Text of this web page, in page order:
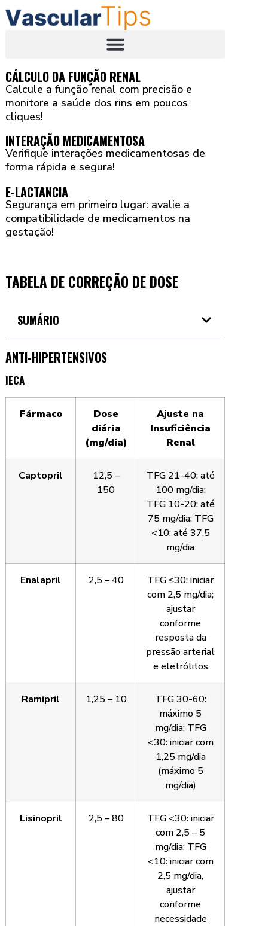
CÁLCULO DA FUNÇÃO RENAL
Calcule a função renal com precisão e
monitore a saúde dos rins em poucos
cliques!
INTERAÇÃO MEDICAMENTOSA
Verifique interações medicamentosas de
forma rápida e segura!
E-LACTANCIA
Segurança em primeiro lugar: avalie a
compatibilidade de medicamentos na
gestação!
TABELA DE CORREÇÃO DE DOSE
SUMÁRIO
ANTI-HIPERTENSIVOS
IECA
Fármaco
Dose
diária
(mg/dia)
Ajuste na
Insuficiência
Renal
Captopril
12,5 –
150
TFG 21-40: até
100 mg/dia;
TFG 10-20: até
75 mg/dia; TFG
<10: até 37,5
mg/dia
Enalapril 2,5 – 40
TFG ≤30: iniciar
com 2,5 mg/dia;
ajustar
conforme
resposta da
pressão arterial
e eletrólitos
Ramipril 1,25 – 10
TFG 30-60:
máximo 5
mg/dia; TFG
<30: iniciar com
1,25 mg/dia
(máximo 5
mg/dia)
Lisinopril 2,5 – 80
TFG <30: iniciar
com 2,5 – 5
mg/dia; TFG
<10: iniciar com
2,5 mg/dia,
ajustar
conforme
necessidade